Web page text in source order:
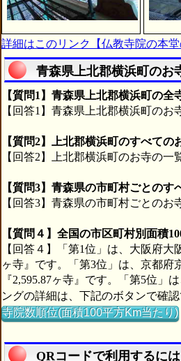
詳細はこのリンク【仏教寺院の本堂
青森県上北郡横浜町のお
【質問1】青森県上北郡横浜町の
【回答1】青森県上北郡横浜町のお
【質問2】上北郡横浜町のすべて
【回答2】上北郡横浜町のお寺の一
【質問3】青森県の市町村ごとの
【回答3】青森県の市町村ごとのお
【質問４】全国の市区町村別面積
【回答４】「第1位」は、大阪府
ヶ寺』です。「第3位」は、京都府
『2,595.87ヶ寺』です。「第5位」
ングの詳細は、下記のボタンで確
寺院数順位(面積100平方Km当たり)
QRコードで利用するには